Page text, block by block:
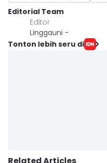
Editorial Team
Editor
Linggauni -
Tonton lebih seru di